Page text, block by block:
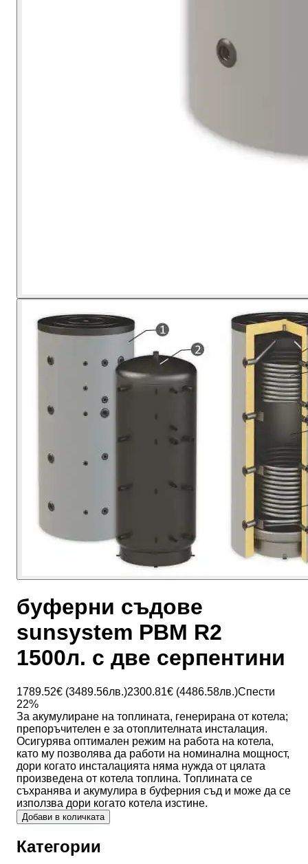
буферни съдове
sunsystem PBM R2
1500л. с две серпентини
1789.52€ (3489.56лв.)2300.81€ (4486.58лв.)Спести
22%
За акумулиране на топлината, генерирана от котела;
препоръчителен е за отоплителната инсталация.
Осигурява оптимален режим на работа на котела,
като му позволява да работи на номинална мощност,
дори когато инсталацията няма нужда от цялата
произведена от котела топлина. Топлината се
съхранява и акумулира в буферния съд и може да се
използва дори когато котела изстине.
Добави в количката
Категории